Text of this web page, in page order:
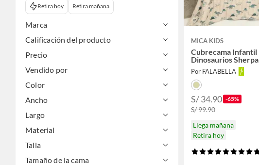
Retira hoy Retira mañana
Marca
Calificación del producto
Precio
Vendido por
Color
Ancho
Largo
Material
Talla
Tamaño de la cama
MICA KIDS
Cubrecama Infantil
Dinosaurios Sherpa
Por FALABELLA
S/ 34.90 -65%
S/ 99.90
Llega mañana
Retira hoy